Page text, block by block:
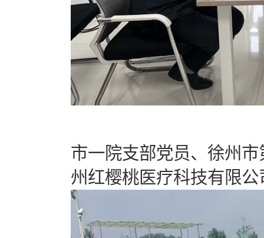
市一院支部党员、徐州
州红樱桃医疗科技有限